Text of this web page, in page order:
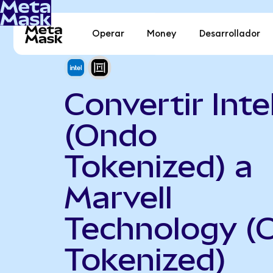
Operar Money Desarrollador
Convertir
(Ondo
Tokenized) a
Marvell
Technology
Tokenized)